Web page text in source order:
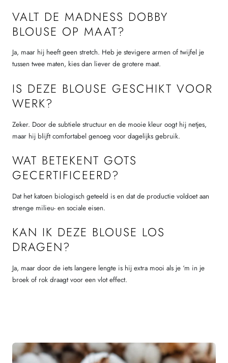
VALT DE MADNESS DOBBY
BLOUSE OP MAAT?
Ja, maar hij heeft geen stretch. Heb je stevigere armen of twijfel je
tussen twee maten, kies dan liever de grotere maat.
IS DEZE BLOUSE GESCHIKT VOOR
WERK?
Zeker. Door de subtiele structuur en de mooie kleur oogt hij netjes,
maar hij blijft comfortabel genoeg voor dagelijks gebruik.
WAT BETEKENT GOTS
GECERTIFICEERD?
Dat het katoen biologisch geteeld is en dat de productie voldoet aan
strenge milieu- en sociale eisen.
KAN IK DEZE BLOUSE LOS
DRAGEN?
Ja, maar door de iets langere lengte is hij extra mooi als je ‘m in je
broek of rok draagt voor een vlot effect.